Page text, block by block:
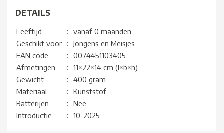
DETAILS
Leeftijd :
vanaf 0 maanden
Geschikt voor
:
Jongens en Meisjes
EAN code
:
0074451103405
Afmetingen
:
11×22×14 cm (l×b×h)
Gewicht
:
400 gram
Materiaal
:
Kunststof
Batterijen
:
Nee
Introductie
: 10-2025